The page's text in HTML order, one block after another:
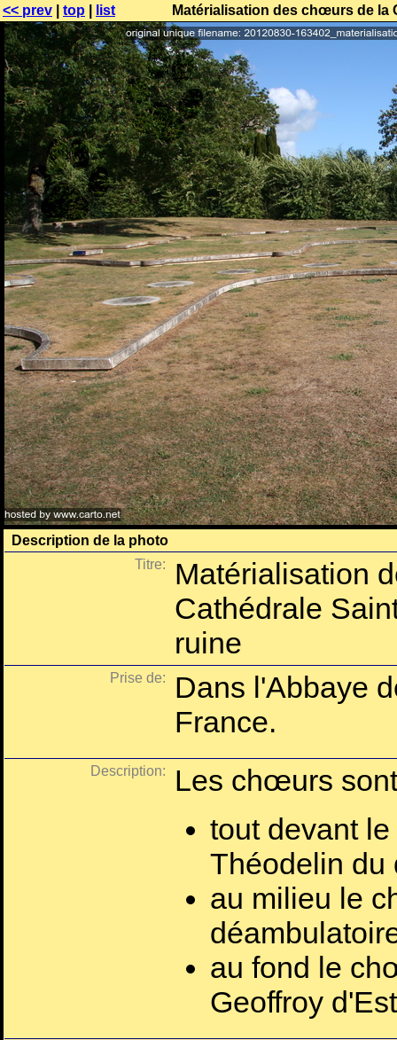
<< prev top list Matérialisation des chœurs de la
Description de la photo
Titre:
Matérialisation
Cathédrale
ruine
Prise de:
Dans l'Abbaye
France.
Description:
Les chœurs
tout devant
Théodelin du
au milieu le
au fond le
Geoffroy